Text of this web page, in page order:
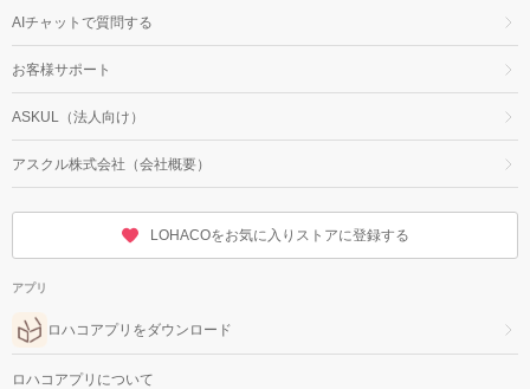
AIチャットで質問する
お客様サポート
ASKUL（法人向け）
アスクル株式会社（会社概要）
LOHACOをお気に入りストアに登録する
アプリ
ロハコアプリをダウンロード
ロハコアプリについて